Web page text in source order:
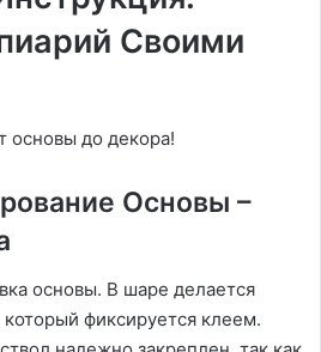
Своими
основы до декора!
Основы –
основы. В шаре делается
который фиксируется клеем.